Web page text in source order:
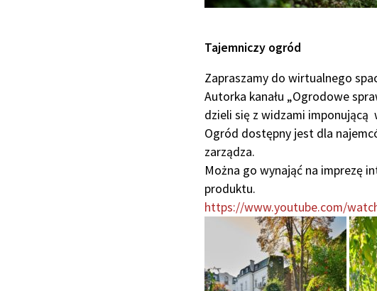
Tajemniczy ogród
Zapraszamy do wirtualnego
Autorka kanału „Ogrodowe
dzieli się z widzami imponującą
Ogród dostępny jest dla
zarządza.
Można go wynająć na imprezę
produktu.
https://www.youtube.com/